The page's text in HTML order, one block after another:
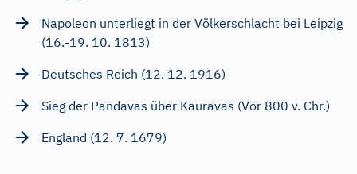
Napoleon unterliegt in der Völkerschlacht bei Leipzig
(16.-19. 10. 1813)
Deutsches Reich (12. 12. 1916)
Sieg der Pandavas über Kauravas (Vor 800 v. Chr.)
England (12. 7. 1679)